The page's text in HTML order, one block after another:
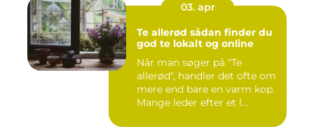
03. apr
Te allerød sådan finder du
god te lokalt og online
Når man søger på "Te
allerød", handler det ofte om
mere end bare en varm kop.
Mange leder efter et l...